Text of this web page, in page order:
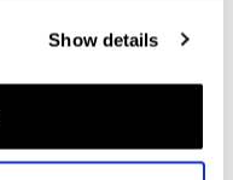
Show details